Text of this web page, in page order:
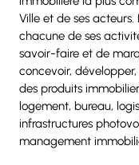
Ville et de ses
chacune de ses
savoir-faire et de
concevoir,
des produits
logement, bureau,
infrastructures
management